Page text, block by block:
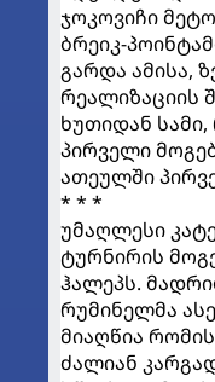
ჯოკოვიჩი
ბრეიკ-
გარდა ამისა,
რეალიზაციის
ხუთიდან
პირველი
ათეულში
* * *
უმაღლესი
ტურნირის
ჰალეპს.
რუმინელმა
მიაღწია
ძალიან